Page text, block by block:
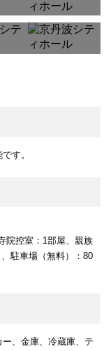
す。
院控室：1部屋、親族
駐車場（無料）：80
、金庫、冷蔵庫、テ